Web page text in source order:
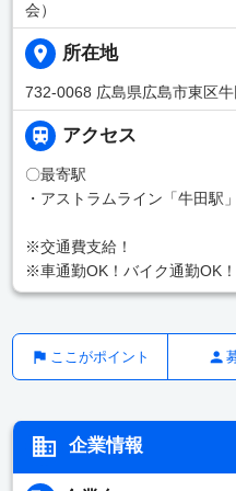
会）
所在地
732-0068 広島県広島市東区
アクセス
〇最寄駅
・アストラムライン「牛田駅
※交通費支給！
※車通勤OK！バイク通勤OK！
ここがポイント
企業情報